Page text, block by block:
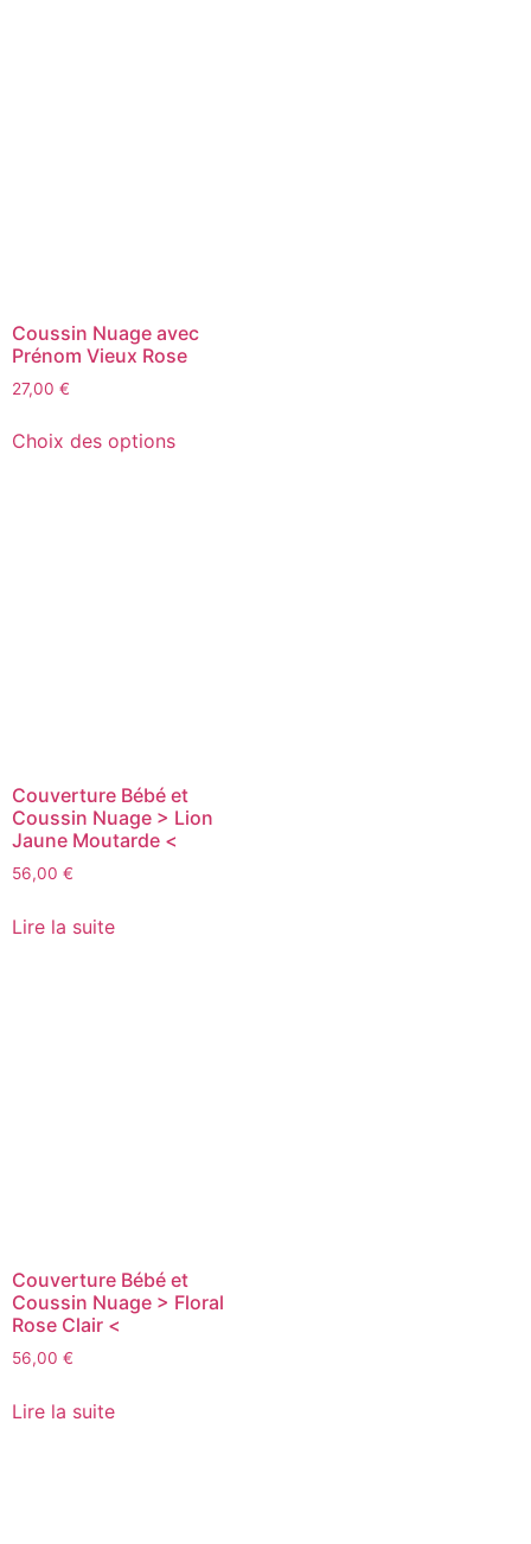
Coussin Nuage avec
Prénom Vieux Rose
27,00 €
Choix des options
Couverture Bébé et
Coussin Nuage > Lion
Jaune Moutarde <
56,00 €
Lire la suite
Couverture Bébé et
Coussin Nuage > Floral
Rose Clair <
56,00 €
Lire la suite